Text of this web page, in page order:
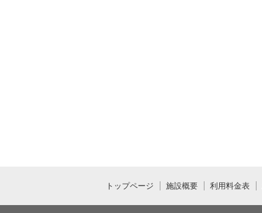
トップページ 施設概要 利用料金表